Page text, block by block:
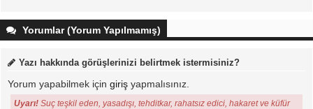
Yorumlar (Yorum Yapılmamış)
Yazı hakkında görüşlerinizi belirtmek istermisiniz?
Yorum yapabilmek için giriş yapmalısınız.
Uyarı! Suç teşkil eden, yasadışı, tehditkar, rahatsız edici, hakaret ve küfür